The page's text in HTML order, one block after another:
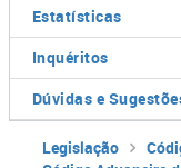
Estatísticas
Inquéritos
Dúvidas e
Legislação